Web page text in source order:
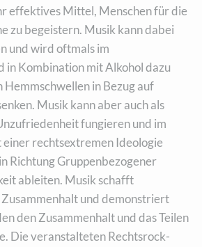
effektives Mittel, Menschen für die
zu begeistern. Musik kann dabei
und wird oftmals im
in Kombination mit Alkohol dazu
Hemmschwellen in Bezug auf
Musik kann aber auch als
fungieren und im
einer rechtsextremen Ideologie
Richtung Gruppenbezogener
ableiten. Musik schafft
Zusammenhalt und demonstriert
den Zusammenhalt und das Teilen
Die veranstalteten Rechtsrock-